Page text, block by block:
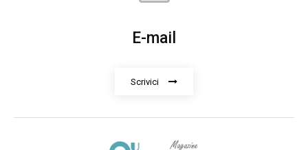
E-mail
Scrivici